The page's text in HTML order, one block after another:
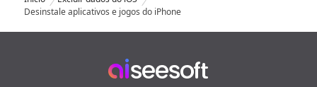
Desinstale aplicativos e jogos do iPhone